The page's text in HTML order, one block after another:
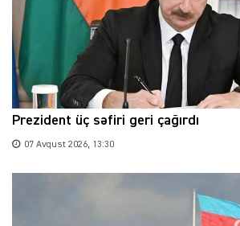
Prezident üç səfiri geri çağırdı
07 Avqust 2026, 13:30